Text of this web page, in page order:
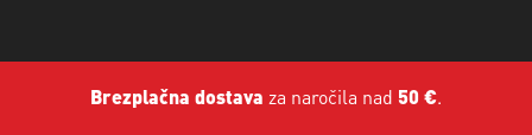
Brezplačna dostava za naročila nad 50 €.